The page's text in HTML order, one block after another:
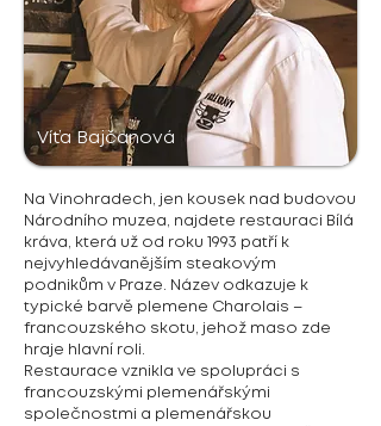
Víťa Bajčanová
Na Vinohradech, jen kousek nad budovou
Národního muzea, najdete restauraci Bílá
kráva, která už od roku 1993 patří k
nejvyhledávanějším steakovým
podnikům v Praze. Název odkazuje k
typické barvě plemene Charolais –
francouzského skotu, jehož maso zde
hraje hlavní roli.
Restaurace vznikla ve spolupráci s
francouzskými plemenářskými
společnostmi a plemenářskou